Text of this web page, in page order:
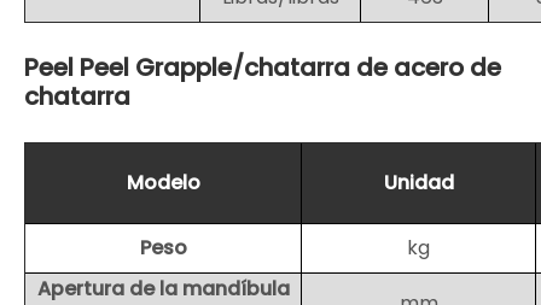
Peel Peel Grapple/chatarra de acero de
chatarra
Modelo Unidad
Peso
kg
Apertura de la mandíbula